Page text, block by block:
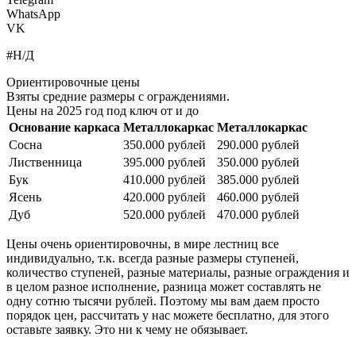
WhatsApp
VK
#Н/Д
Ориентировочные цены
Взяты средние размеры с ограждениями.
Цены на 2025 год под ключ от и до
Основание каркаса Металлокаркас Металлокаркас
Сосна
350.000 рублей
290.000 рублей
Лиственница
395.000 рублей
350.000 рублей
Бук
410.000 рублей
385.000 рублей
Ясень
420.000 рублей
460.000 рублей
Дуб
520.000 рублей 470.000 рублей
Цены очень ориентировочны, в мире лестниц все
индивидуально, т.к. всегда разные размеры ступеней,
количество ступеней, разные материалы, разные ограждения и
в целом разное исполнение, разница может составлять не
одну сотню тысячи рублей. Поэтому мы вам даем просто
порядок цен, рассчитать у нас можете бесплатно, для этого
оставьте заявку. Это ни к чему не обязывает.